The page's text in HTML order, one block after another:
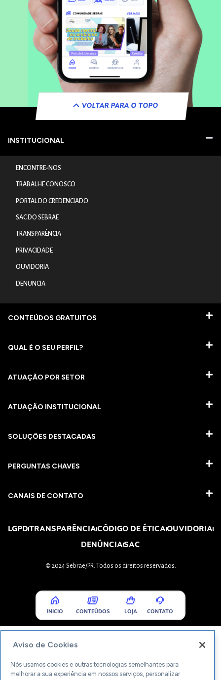
VOLTAR PARA O TOPO
INSTITUCIONAL
ENCONTRE-NOS
TRABALHE CONOSCO
PORTAL DO CREDENCIADO
SAC DO SEBRAE
TRANSPARÊNCIA
PRIVACIDADE
OUVIDORIA
DENUNCIA
CONTEÚDOS GRATUITOS
QUAL É O SEU PERFIL?
ATUAÇÃO POR SETOR
ATUAÇÃO INSTITUCIONAL
SOLUÇÕES DESTACADAS
PERGUNTAS CHAVES​
CANAIS DE CONTATO
LGPDTRANSPARÊNCIACÓDIGO DE ÉTICAOUVIDORIA
DENÚNCIASAC
© 2024 Sebrae/PR. Todos os direitos reservados.
INICIO CONTEÚDOS LOJA CONTATO
Aviso de Cookies
Nós usamos cookies e outras tecnologias semelhantes para
melhorar a sua experiência em nossos serviços, personalizar